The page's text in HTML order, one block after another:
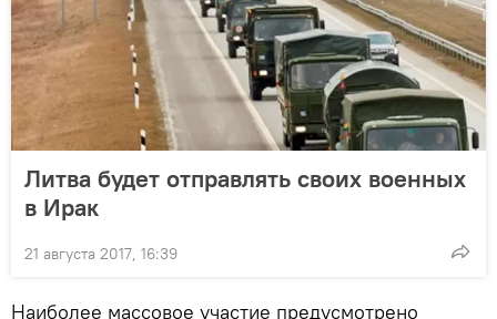
Литва будет отправлять своих военных
в Ирак
21 августа 2017, 16:39
Наиболее массовое участие предусмотрено